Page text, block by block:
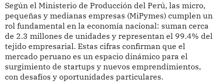
Según el Ministerio de Producción del Perú, las micro,
pequeñas y medianas empresas (MiPymes) cumplen un
rol fundamental en la economía nacional: suman cerca
de 2.3 millones de unidades y representan el 99.4% del
tejido empresarial. Estas cifras confirman que el
mercado peruano es un espacio dinámico para el
surgimiento de startups y nuevos emprendimientos,
con desafíos y oportunidades particulares.